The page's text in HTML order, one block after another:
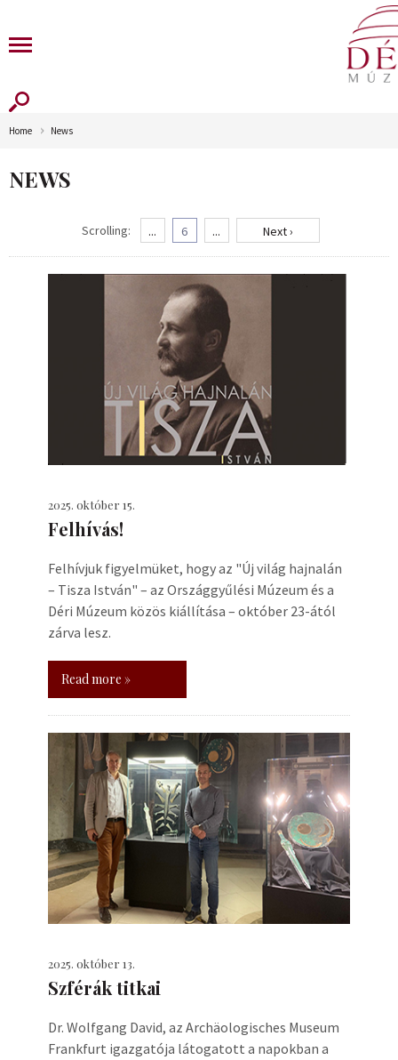
Home News
NEWS
Scrolling: ... 6 ... Next ›
2025. október 15.
Felhívás!
Felhívjuk figyelmüket, hogy az "Új világ hajnalán
– Tisza István" – az Országgyűlési Múzeum és a
Déri Múzeum közös kiállítása – október 23-ától
zárva lesz.
Read more »
2025. október 13.
Szférák titkai
Dr. Wolfgang David, az Archäologisches Museum
Frankfurt igazgatója látogatott a napokban a